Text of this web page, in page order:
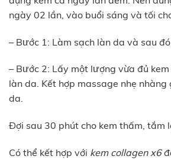
ngày 02 lần, vào buổi sáng và tối
– Bước 1: Làm sạch làn da và sau
– Bước 2: Lấy một lượng vừa đủ
làn da. Kết hợp massage nhẹ
da.
Đợi sau 30 phút cho kem thấm, tắm
Có thể kết hợp với kem collagen x6